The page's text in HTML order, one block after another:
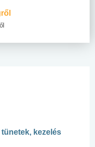
kezelés